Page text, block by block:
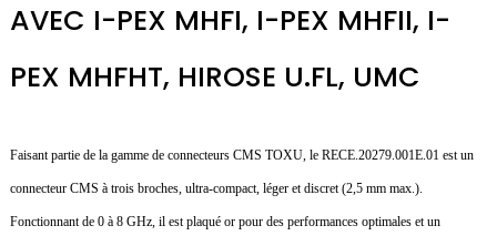
AVEC I-PEX MHFI, I-PEX MHFII, I-
PEX MHFHT, HIROSE U.FL, UMC
Faisant partie de la gamme de connecteurs CMS TOXU, le RECE.20279.001E.01 est un
connecteur CMS à trois broches, ultra-compact, léger et discret (2,5 mm max.).
Fonctionnant de 0 à 8 GHz, il est plaqué or pour des performances optimales et un